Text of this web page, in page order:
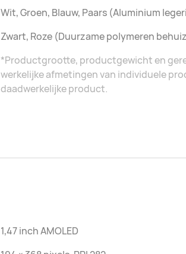
Wit, Groen, Blauw, Paars (Aluminium
Zwart, Roze (Duurzame polymeren
*Productgrootte, productgewicht en
werkelijke afmetingen van individuele
daadwerkelijke product.
1,47 inch AMOLED